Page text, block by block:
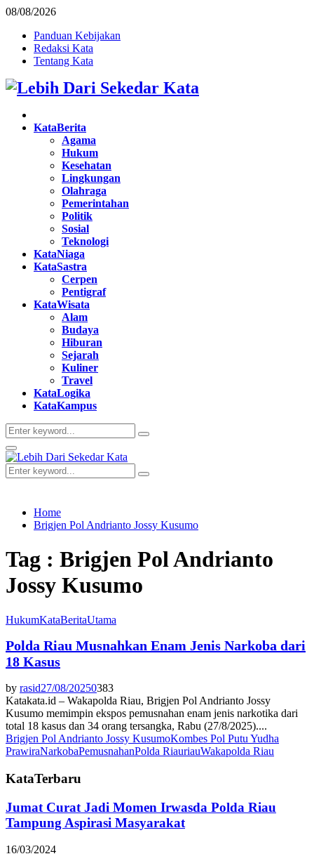
08/08/2026
Panduan Kebijakan
Redaksi Kata
Tentang Kata
Facebook
Twitter
Instagram
Pinterest
Youtube
KataBerita
Agama
Hukum
Kesehatan
Lingkungan
Olahraga
Pemerintahan
Politik
Sosial
Teknologi
KataNiaga
KataSastra
Cerpen
Pentigraf
KataWisata
Alam
Budaya
Hiburan
Sejarah
Kuliner
Travel
KataLogika
KataKampus
Search
for:
Search
Primary
Menu
Search
for:
Search
Home
Brigjen Pol Andrianto Jossy Kusumo
Tag : Brigjen Pol Andrianto
Jossy Kusumo
HukumKataBeritaUtama
Polda Riau Musnahkan Enam Jenis Narkoba dari
18 Kasus
by rasid27/08/20250383
Katakata.id – Wakapolda Riau, Brigjen Pol Andrianto Jossy
Kusumo memimpin ekspos pemusnahan enam jenis narkotika dari
total 18 kasus dan 34 orang tersangka, Rabu (27/8/2025)....
Brigjen Pol Andrianto Jossy KusumoKombes Pol Putu Yudha
PrawiraNarkobaPemusnahanPolda RiauriauWakapolda Riau
KataTerbaru
Jumat Curat Jadi Momen Irwasda Polda Riau
Tampung Aspirasi Masyarakat
16/03/2024